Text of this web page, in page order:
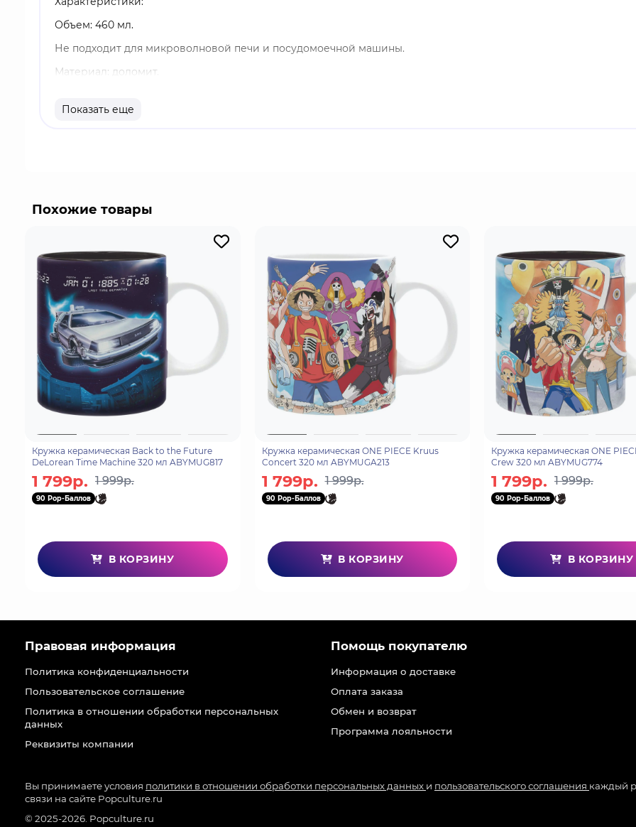
Объем: 460 мл.
Не подходит для микроволновой печи и посудомоечной машины.
Материал: доломит.
Бренд: ABYstyle.
Показать еще
Похожие товары
Кружка керамическая Back to the Future
DeLorean Time Machine 320 мл ABYMUG817
1 799р. 1 999р.
90 Pop-Баллов
В КОРЗИНУ
Кружка керамическая ONE PIECE Kruus
Concert 320 мл ABYMUGA213
1 799р. 1 999р.
90 Pop-Баллов
В КОРЗИНУ
Кружка керамическая ONE
Crew 320 мл ABYMUG774
1 799р. 1 999р.
90 Pop-Баллов
В КОРЗИНУ
Правовая информация
Политика конфиденциальности
Пользовательское соглашение
Политика в отношении обработки персональных
данных
Реквизиты компании
Помощь покупателю
Информация о доставке
Оплата заказа
Обмен и возврат
Программа лояльности
Вы принимаете условия политики в отношении обработки персональных данных и пользовательского соглашения каждый
связи на сайте Popculture.ru
© 2025-2026. Popculture.ru